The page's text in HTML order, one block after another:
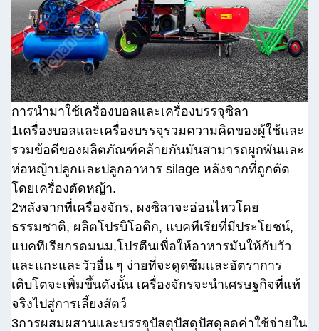
การนํามาใช้เครื่องบอลและเครื่องบรรจุซิลา
1เครื่องบอลและเครื่องบรรจุรวมความคิดของผู้ใช้และ
รวมข้อดีของผลิตภัณฑ์คล้ายกันมันสามารถผูกพันและ
ห่อหญ้าปลูกและปลูกอาหาร silage หลังจากที่ถูกตัด
โดยเครื่องตัดหญ้า.
2หลังจากที่เครื่องจักร, ผงซิลาจะอ่อนไหวโดย
ธรรมชาติ, ผลิตโปรบิโอติก, แบคทีเรียที่มีประโยชน์,
แบคทีเรียกรดมนม,โปรตีนเพื่อให้อาหารมันให้กับวัว
และแกะและวัวอื่น ๆ ง่ายที่จะดูดซึมและอัตราการ
เติบโตจะเพิ่มขึ้นดังนั้น เครื่องจักรจะนําเศรษฐกิจที่แท้
จริงไปสู่การเลี้ยงสัตว์
3การผสมผสานและบรรจุปัสดุปัสดุปัสดุลดค่าใช้จ่ายใน